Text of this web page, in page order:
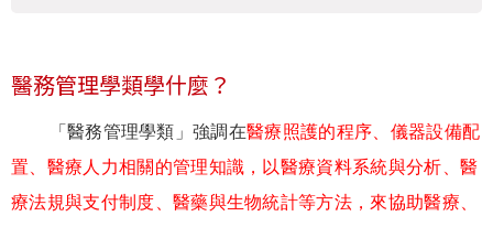
醫務管理學類學什麼？
「醫務管理學類」強調在醫療照護的程序、儀器設備配
置、醫療人力相關的管理知識，以醫療資料系統與分析、醫
療法規與支付制度、醫藥與生物統計等方法，來協助醫療、